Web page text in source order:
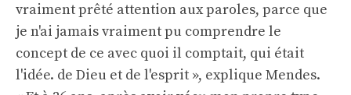
vraiment prêté attention aux paroles, parce que
je n'ai jamais vraiment pu comprendre le
concept de ce avec quoi il comptait, qui était
l'idée. de Dieu et de l'esprit », explique Mendes.